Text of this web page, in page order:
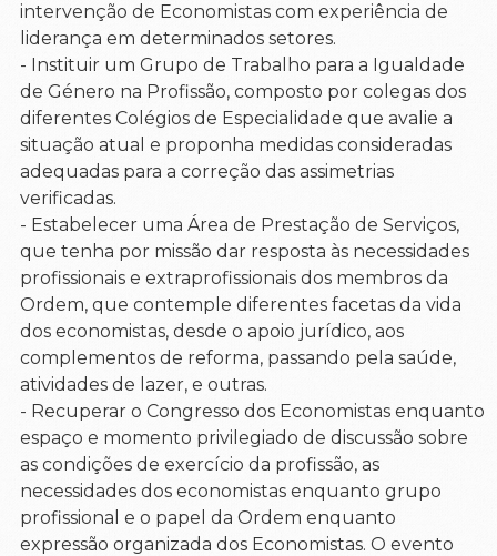
intervenção de Economistas com experiência de
liderança em determinados setores.
- Instituir um Grupo de Trabalho para a Igualdade
de Género na Profissão, composto por colegas dos
diferentes Colégios de Especialidade que avalie a
situação atual e proponha medidas consideradas
adequadas para a correção das assimetrias
verificadas.
- Estabelecer uma Área de Prestação de Serviços,
que tenha por missão dar resposta às necessidades
profissionais e extraprofissionais dos membros da
Ordem, que contemple diferentes facetas da vida
dos economistas, desde o apoio jurídico, aos
complementos de reforma, passando pela saúde,
atividades de lazer, e outras.
- Recuperar o Congresso dos Economistas enquanto
espaço e momento privilegiado de discussão sobre
as condições de exercício da profissão, as
necessidades dos economistas enquanto grupo
profissional e o papel da Ordem enquanto
expressão organizada dos Economistas. O evento